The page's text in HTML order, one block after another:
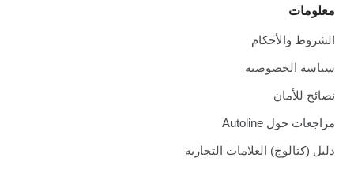
معلومات
الشروط والأحكام
سياسة الخصوصية
نصائح للأمان
مراجعات حول Autoline
دليل (كتالوج) العلامات التجارية